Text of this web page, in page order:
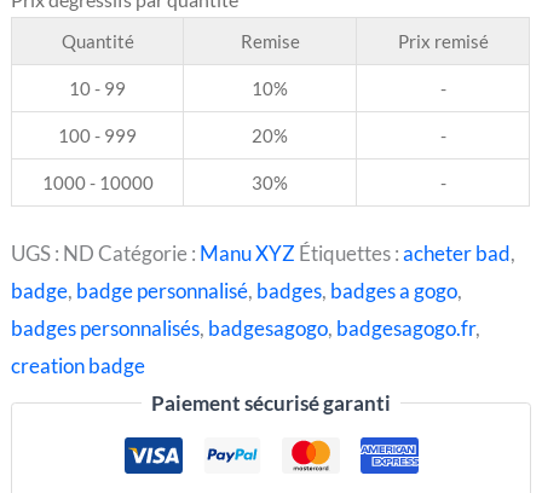
Quantité Remise Prix remisé
10 - 99 10% -
100 - 999 20% -
1000 - 10000 30% -
UGS : NDCatégorie : Manu XYZ Étiquettes :acheter bad,
badge, badge personnalisé, badges, badges a gogo,
badges personnalisés, badgesagogo, badgesagogo.fr,
creation badge
Paiement sécurisé garanti